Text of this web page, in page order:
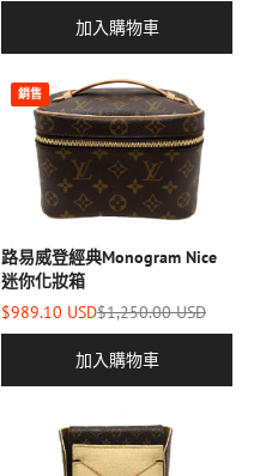
加入購物車
銷售
路易威登經典Monogram Nice
迷你化妝箱
$989.10 USD$1,250.00 USD
加入購物車